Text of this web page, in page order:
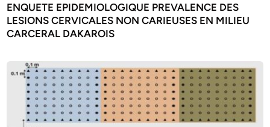
ENQUETE EPIDEMIOLOGIQUE PREVALENCE DES
LESIONS CERVICALES NON CARIEUSES EN MILIEU
CARCERAL DAKAROIS